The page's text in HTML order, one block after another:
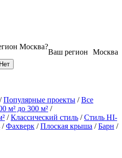
Москва
Ваш регион
Москва?
/Популярные проекты /Все
м² до 300 м² /
/Классический стиль /Стиль HI-
/Фахверк /Плоская крыша /Барн /